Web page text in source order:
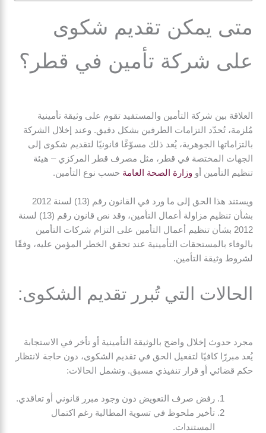
متى يمكن تقديم شكوى
على شركة تأمين في قطر؟
العلاقة بين شركة التأمين والمستفيد تقوم على وثيقة تأمينية
مُلزمة، تُحدّد التزامات الطرفين بشكل دقيق. وعند إخلال الشركة
بالتزاماتها الجوهرية، يُعد ذلك مسوّغًا قانونيًا لتقديم شكوى إلى
الجهات المختصة في قطر، مثل مصرف قطر المركزي – هيئة
تنظيم التأمين أو وزارة الصحة العامة حسب نوع التأمين.
ويستند هذا الحق إلى ما ورد في القانون رقم (13) لسنة 2012
بشأن تنظيم مزاولة أعمال التأمين، وقد نص قانون رقم (13) لسنة
2012 بشأن تنظيم أعمال التأمين على التزام شركات التأمين
بالوفاء بالمستحقات التأمينية عند تحقق الخطر المؤمن عليه، وفقًا
لشروط وثيقة التأمين.
الحالات التي تُبرر تقديم الشكوى:
مجرد حدوث إخلال واضح بالوثيقة التأمينية أو تأخر في الاستجابة
يُعد مبررًا كافيًا لتفعيل الحق في تقديم الشكوى، دون حاجة لانتظار
حكم قضائي أو قرار تنفيذي مسبق. وتشمل الحالات:
رفض صرف التعويض دون وجود مبرر قانوني أو تعاقدي.
تأخير ملحوظ في تسوية المطالبة رغم اكتمال
المستندات.